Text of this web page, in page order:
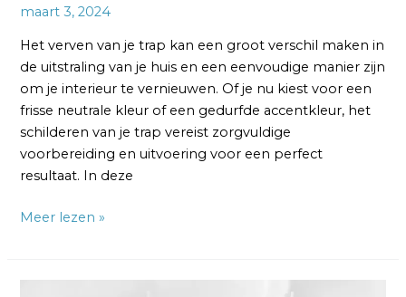
maart 3, 2024
Het verven van je trap kan een groot verschil maken in
de uitstraling van je huis en een eenvoudige manier zijn
om je interieur te vernieuwen. Of je nu kiest voor een
frisse neutrale kleur of een gedurfde accentkleur, het
schilderen van je trap vereist zorgvuldige
voorbereiding en uitvoering voor een perfect
resultaat. In deze
Meer lezen »